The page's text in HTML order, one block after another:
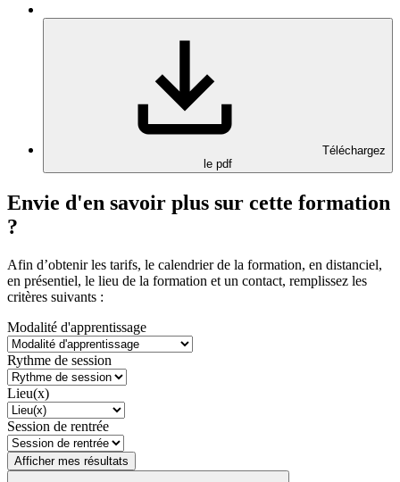
Téléchargez
le pdf
Envie d'en savoir plus sur cette formation
?
Afin d’obtenir les tarifs, le calendrier de la formation, en distanciel,
en présentiel, le lieu de la formation et un contact, remplissez les
critères suivants :
Modalité d'apprentissage
Rythme de session
Lieu(x)
Session de rentrée
Afficher mes résultats